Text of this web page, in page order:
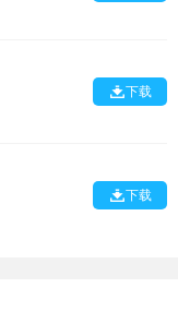
下载
下载